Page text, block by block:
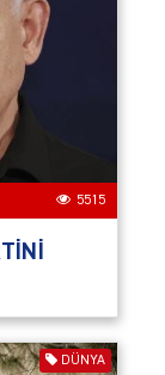
5515
DÜNYA